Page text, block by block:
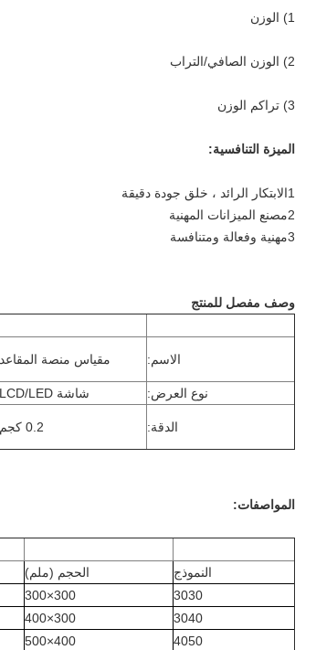
1) الوزن
2) الوزن الصافي/التراب
3) تراكم الوزن
الميزة التنافسية:
1الابتكار الرائد ، خلق جودة دقيقة
2مصنع الميزانات المهنية
3مهنية وفعالة ومتنافسة
وصف مفصل للمنتج
الاسم: مقياس منصة المقاعد
نوع العرض:
شاشة LCD/LED
الدقة: 0.2 كجم
المواصفات:
النموذج الحجم (ملم)
3030
300×300
3040
300×400
4050
400×500